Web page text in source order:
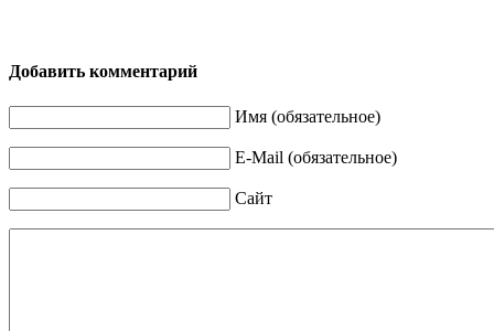
Добавить комментарий
Имя (обязательное)
E-Mail (обязательное)
Сайт